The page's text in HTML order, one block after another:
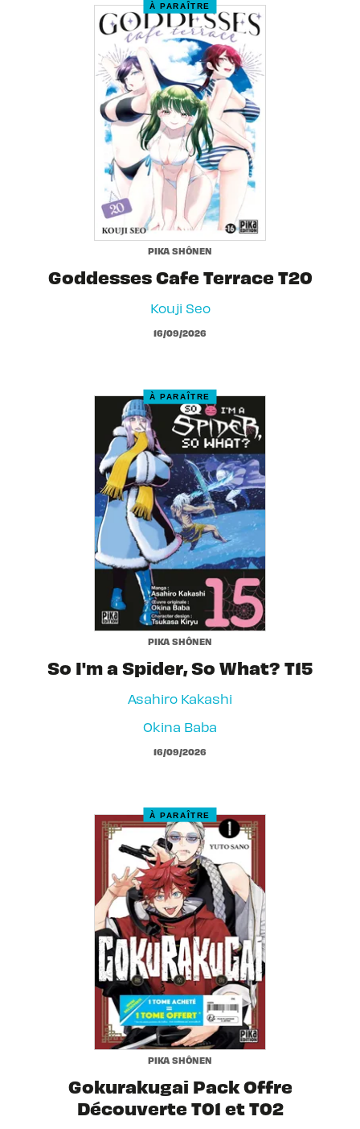
À PARAÎTRE
PIKA SHÔNEN
Goddesses Cafe Terrace T20
Kouji Seo
16/09/2026
À PARAÎTRE
PIKA SHÔNEN
So I'm a Spider, So What? T15
Asahiro Kakashi
Okina Baba
16/09/2026
À PARAÎTRE
PIKA SHÔNEN
Gokurakugai Pack Offre
Découverte T01 et T02